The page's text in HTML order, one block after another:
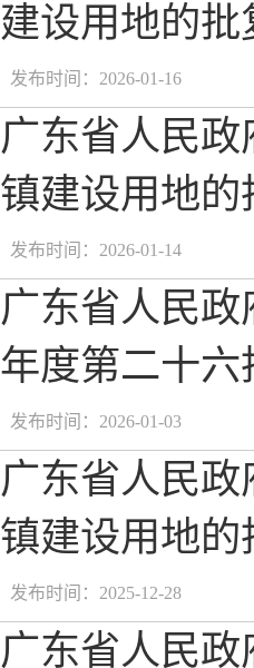
建设用地的批
发布时间：2026-01-16
广东省人民政
镇建设用地的
发布时间：2026-01-14
广东省人民政
年度第二十六
发布时间：2026-01-03
广东省人民政
镇建设用地的
发布时间：2025-12-28
广东省人民政